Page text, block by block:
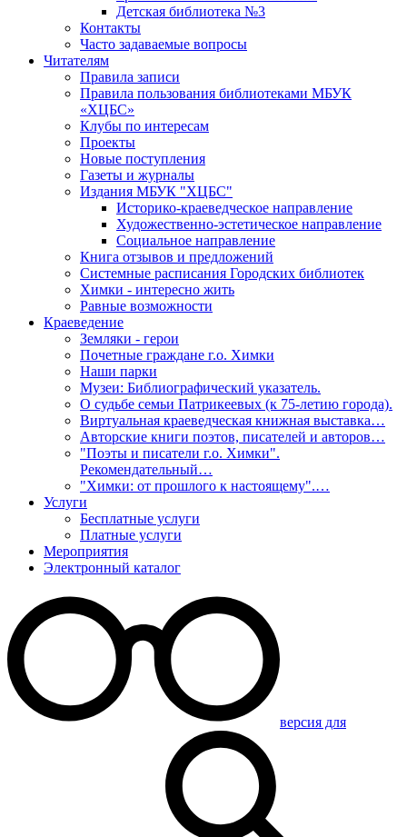
Детская библиотека №3
Контакты
Часто задаваемые вопросы
Читателям
Правила записи
Правила пользования библиотеками МБУК
«ХЦБС»
Клубы по интересам
Проекты
Новые поступления
Газеты и журналы
Издания МБУК "ХЦБС"
Историко-краеведческое направление
Художественно-эстетическое направление
Социальное направление
Книга отзывов и предложений
Системные расписания Городских библиотек
Химки - интересно жить
Равные возможности
Краеведение
Земляки - герои
Почетные граждане г.о. Химки
Наши парки
Музеи: Библиографический указатель.
О судьбе семьи Патрикеевых (к 75-летию города).
Виртуальная краеведческая книжная выставка…
Авторские книги поэтов, писателей и авторов…
"Поэты и писатели г.о. Химки".
Рекомендательный…
"Химки: от прошлого к настоящему".…
Услуги
Бесплатные услуги
Платные услуги
Мероприятия
Электронный каталог
версия для